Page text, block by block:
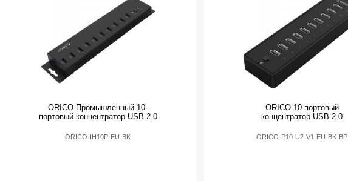
ORICO Промышленный 10-
портовый концентратор USB 2.0
ORICO-IH10P-EU-BK
ORICO 10-портовый
концентратор USB 2.0
ORICO-P10-U2-V1-EU-BK-BP